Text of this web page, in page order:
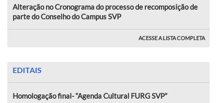
Alteração no Cronograma do processo de recomposição de
parte do Conselho do Campus SVP
ACESSE A LISTA COMPLETA
EDITAIS
Homologação final- “Agenda Cultural FURG SVP”